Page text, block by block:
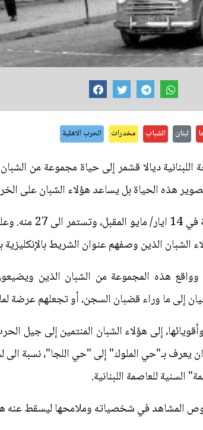
لبنان الشباب مخدرات الحرب الاهلية
ديالا قشمر إلى حياة مجموعة من
هذه الحياة بل يساعد هؤلاء الشبان على
وتنطلق عروض الفيلم
وواقع هذه المجموعة من الشبان الذين
إلى ما وراء قضبان السجن، أو تجعلهم عرضة
بـ"حي الملوك" إلى "حي اللجا"، نسبة الى
السنية للعاصمة اللبنانية.
المشاهد في شخصياته وملامحها ليسقط